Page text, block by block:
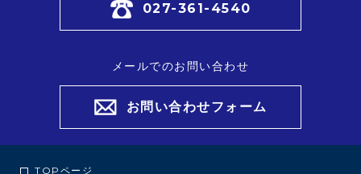
027-361-4540
メールでのお問い合わせ
お問い合わせフォーム
TOPページ